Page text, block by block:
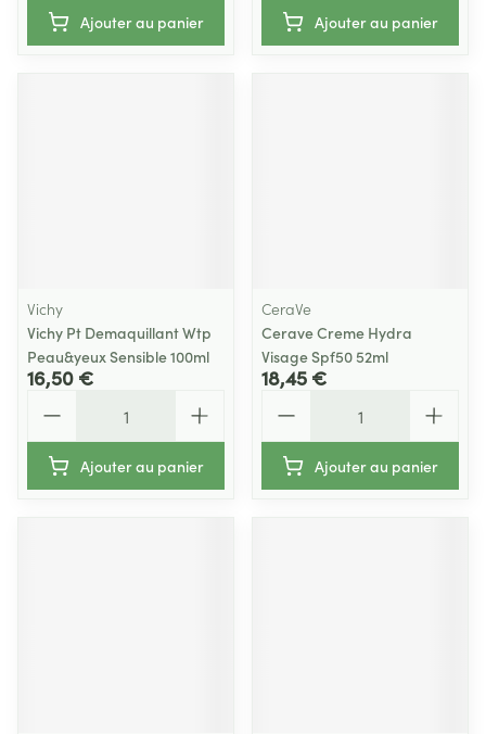
Ajouter au panier Ajouter au panier
Vichy
Vichy Pt Demaquillant Wtp
Peau&yeux Sensible 100ml
16,50 €
Ajouter au panier
CeraVe
Cerave Creme Hydra
Visage Spf50 52ml
18,45 €
Ajouter au panier